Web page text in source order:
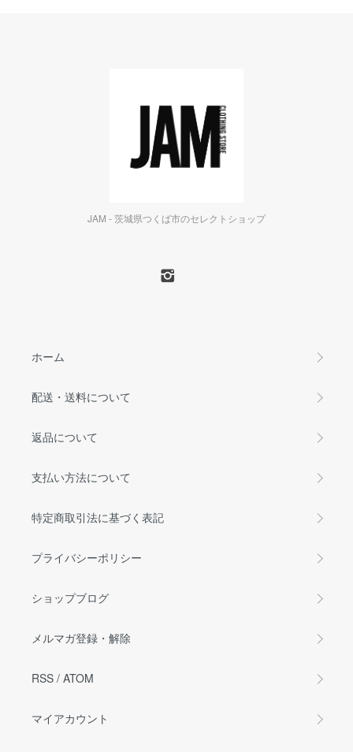
JAM - 茨城県つくば市のセレクトショップ
ホーム
配送・送料について
返品について
支払い方法について
特定商取引法に基づく表記
プライバシーポリシー
ショップブログ
メルマガ登録・解除
RSS / ATOM
マイアカウント